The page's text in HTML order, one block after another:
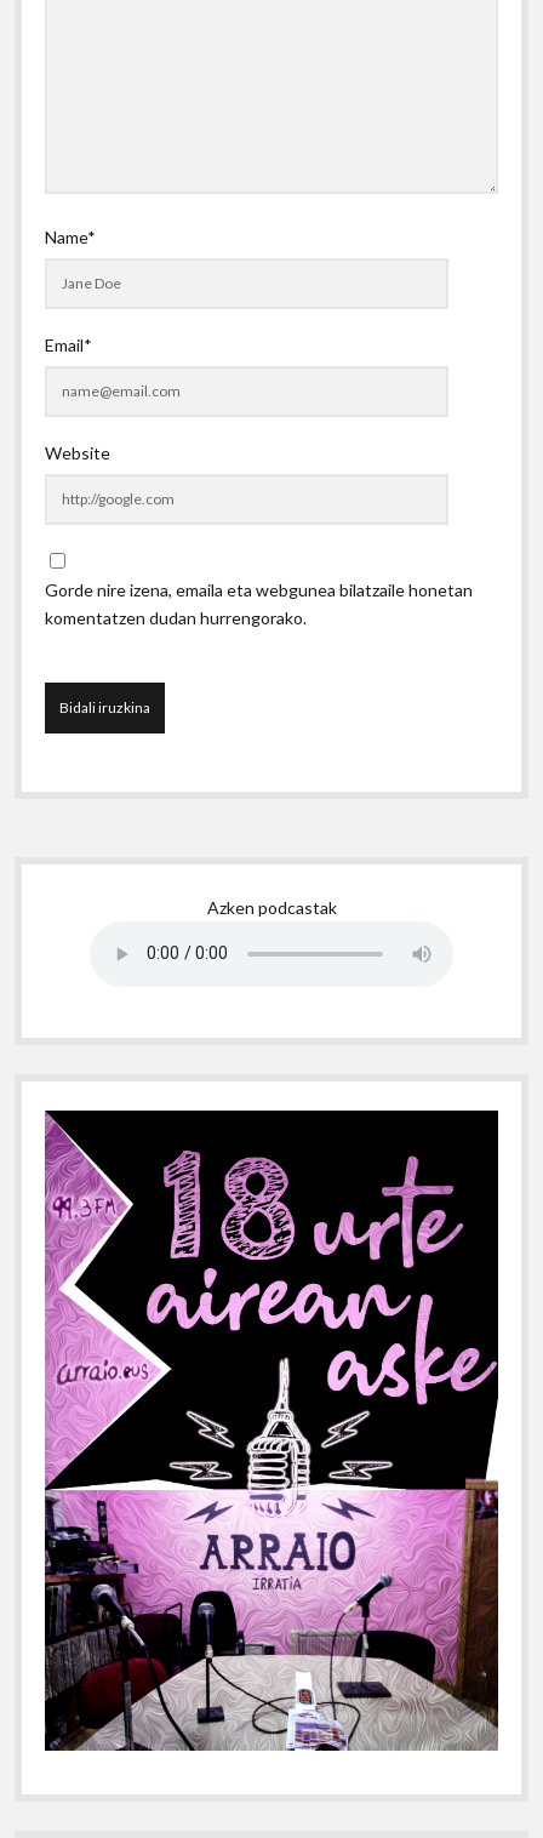
Name*
Email*
Website
Gorde nire izena, emaila eta webgunea bilatzaile honetan
komentatzen dudan hurrengorako.
Sidebar
Azken podcastak